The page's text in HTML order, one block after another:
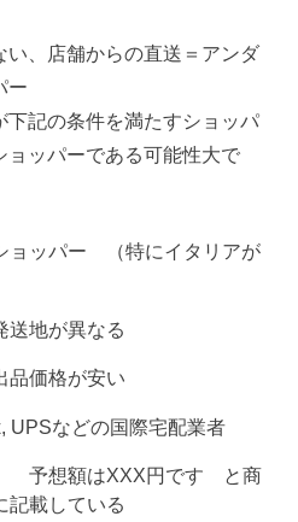
い、店舗からの直送＝アンダ
ー
下記の条件を満たすショッパ
ョッパーである可能性大で
ョッパー （特にイタリアが
送地が異なる
品価格が安い
UPSなどの国際宅配業者
予想額はXXX円です と商
記載している